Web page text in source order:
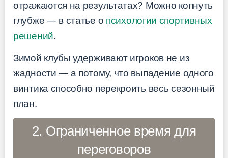
отражаются на результатах? Можно копнуть
глубже — в статье о психологии спортивных
решений.
Зимой клубы удерживают игроков не из
жадности — а потому, что выпадение одного
винтика способно перекроить весь сезонный
план.
2. Ограниченное время для
переговоров